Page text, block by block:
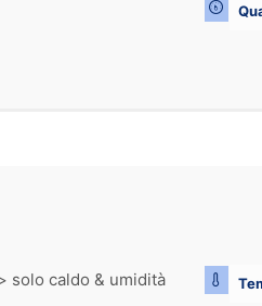
solo caldo & umidità